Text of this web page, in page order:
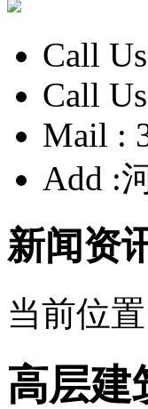
Call
Call
Mail :
Add :
新闻资
当前位置
高层建